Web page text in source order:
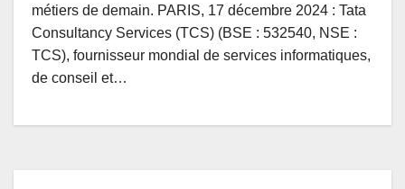
métiers de demain. PARIS, 17 décembre 2024 : Tata
Consultancy Services (TCS) (BSE : 532540, NSE :
TCS), fournisseur mondial de services informatiques,
de conseil et…